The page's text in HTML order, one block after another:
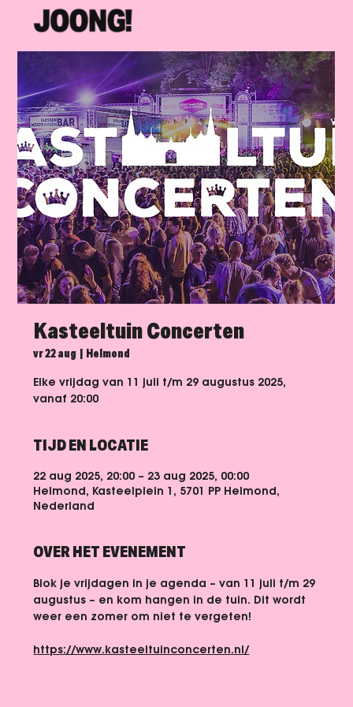
Kasteeltuin Concerten
vr 22 aug Helmond
Elke vrijdag van 11 juli t/m 29 augustus 2025,
vanaf 20:00
TIJD EN LOCATIE
22 aug 2025, 20:00 – 23 aug 2025, 00:00
Helmond, Kasteelplein 1, 5701 PP Helmond,
Nederland
OVER HET EVENEMENT
Blok je vrijdagen in je agenda – van 11 juli t/m 29
augustus – en kom hangen in de tuin. Dit wordt
weer een zomer om niet te vergeten!
https://www.kasteeltuinconcerten.nl/